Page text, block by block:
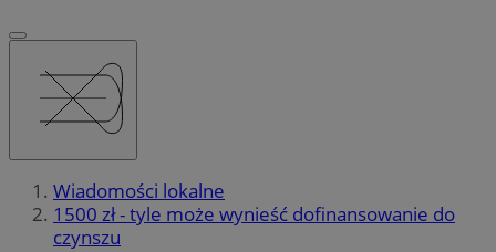
Wiadomości lokalne
1500 zł - tyle może wynieść dofinansowanie do
czynszu